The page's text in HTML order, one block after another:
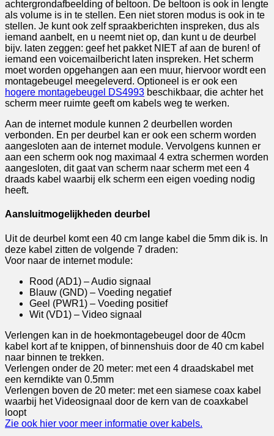
achtergrondafbeelding of beltoon. De beltoon is ook in lengte
als volume is in te stellen. Een niet storen modus is ook in te
stellen. Je kunt ook zelf spraakberichten inspreken, dus als
iemand aanbelt, en u neemt niet op, dan kunt u de deurbel
bijv. laten zeggen: geef het pakket NIET af aan de buren! of
iemand een voicemailbericht laten inspreken. Het scherm
moet worden opgehangen aan een muur, hiervoor wordt een
montagebeugel meegeleverd. Optioneel is er ook een
hogere montagebeugel DS4993 beschikbaar, die achter het
scherm meer ruimte geeft om kabels weg te werken.
Aan de internet module kunnen 2 deurbellen worden
verbonden. En per deurbel kan er ook een scherm worden
aangesloten aan de internet module. Vervolgens kunnen er
aan een scherm ook nog maximaal 4 extra schermen worden
aangesloten, dit gaat van scherm naar scherm met een 4
draads kabel waarbij elk scherm een eigen voeding nodig
heeft.
Aansluitmogelijkheden deurbel
Uit de deurbel komt een 40 cm lange kabel die 5mm dik is. In
deze kabel zitten de volgende 7 draden:
Voor naar de internet module:
Rood (AD1) – Audio signaal
Blauw (GND) – Voeding negatief
Geel (PWR1) – Voeding positief
Wit (VD1) – Video signaal
Verlengen kan in de hoekmontagebeugel door de 40cm
kabel kort af te knippen, of binnenshuis door de 40 cm kabel
naar binnen te trekken.
Verlengen onder de 20 meter: met een 4 draadskabel met
een kerndikte van 0.5mm
Verlengen boven de 20 meter: met een siamese coax kabel
waarbij het Videosignaal door de kern van de coaxkabel
loopt
Zie ook hier voor meer informatie over kabels.